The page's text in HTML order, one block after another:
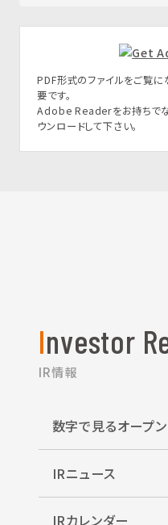
PDF形式のファイルをご覧
要です。
Adobe Readerをお持ちでな
ウンロードして下さい。
Investor
IR情報
数字で見るオープ
IRニュース
IRカレンダー